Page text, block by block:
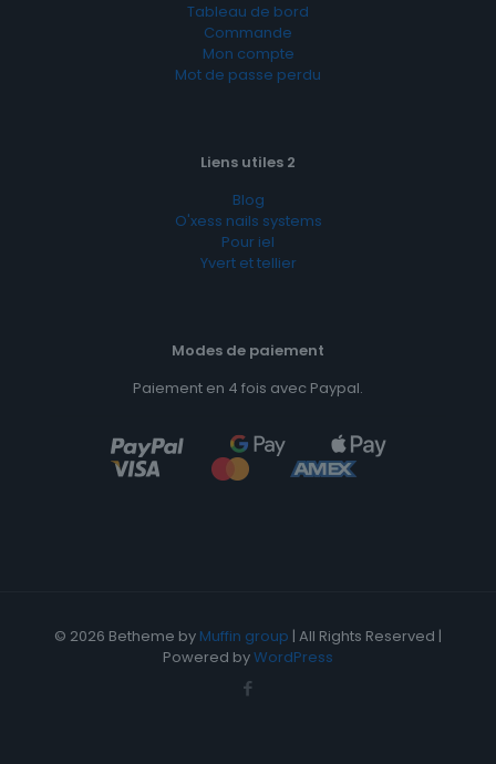
Tableau de bord
Commande
Mon compte
Mot de passe perdu
Liens utiles 2
Blog
O'xess nails systems
Pour iel
Yvert et tellier
Modes de paiement
Paiement en 4 fois avec Paypal.
© 2026 Betheme by Muffin group | All Rights Reserved |
Powered byWordPress